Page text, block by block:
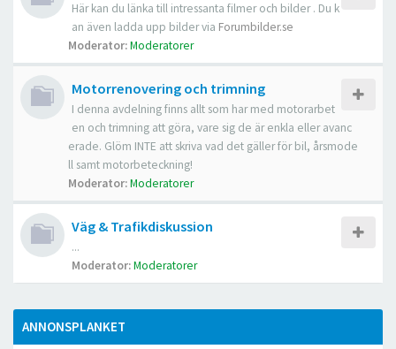
Här kan du länka till intressanta filmer och bilder . Du k
an även ladda upp bilder via Forumbilder.se
Moderator:Moderatorer
Motorrenovering och trimning
I denna avdelning finns allt som har med motorarbet
en och trimning att göra, vare sig de är enkla eller avanc
erade. Glöm INTE att skriva vad det gäller för bil, årsmode
ll samt motorbeteckning!
Moderator:Moderatorer
Väg & Trafikdiskussion
...
Moderator:Moderatorer
ANNONSPLANKET